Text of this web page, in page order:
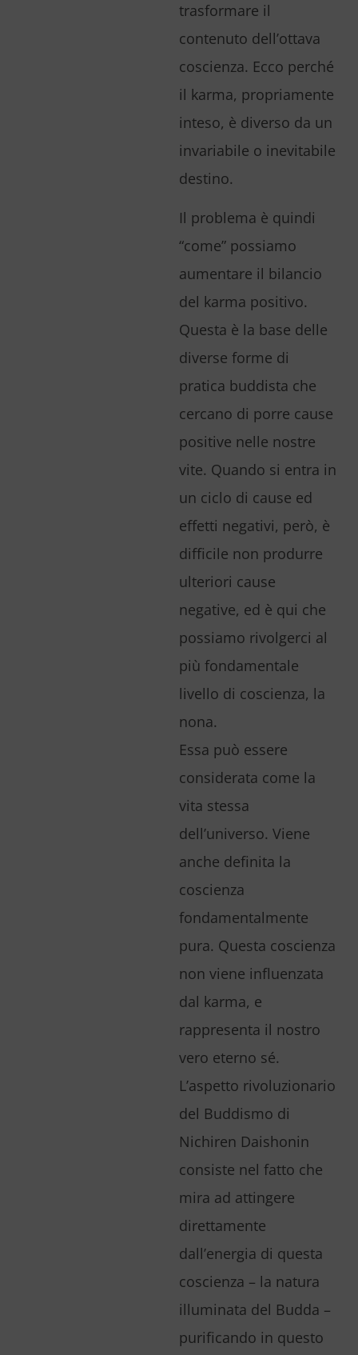
trasformare il
contenuto dell’ottava
coscienza. Ecco perché
il karma, propriamente
inteso, è diverso da un
invariabile o inevitabile
destino.
Il problema è quindi
“come” possiamo
aumentare il bilancio
del karma positivo.
Questa è la base delle
diverse forme di
pratica buddista che
cercano di porre cause
positive nelle nostre
vite. Quando si entra in
un ciclo di cause ed
effetti negativi, però, è
difficile non produrre
ulteriori cause
negative, ed è qui che
possiamo rivolgerci al
più fondamentale
livello di coscienza, la
nona.
Essa può essere
considerata come la
vita stessa
dell’universo. Viene
anche definita la
coscienza
fondamentalmente
pura. Questa coscienza
non viene influenzata
dal karma, e
rappresenta il nostro
vero eterno sé.
L’aspetto rivoluzionario
del Buddismo di
Nichiren Daishonin
consiste nel fatto che
mira ad attingere
direttamente
dall’energia di questa
coscienza – la natura
illuminata del Budda –
purificando in questo